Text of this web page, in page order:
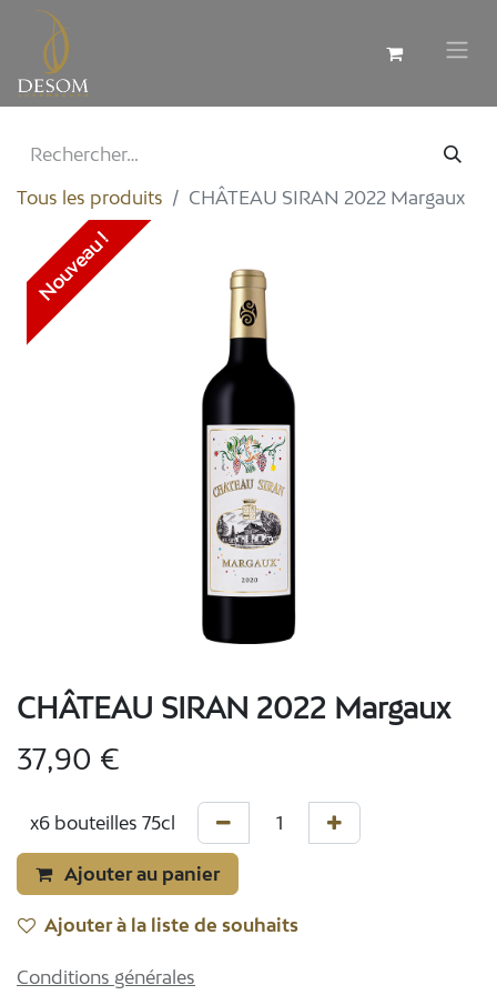
Tous les produits CHÂTEAU SIRAN 2022 Margaux
Nouveau !
CHÂTEAU SIRAN 2022 Margaux
37,90 €
Ajouter au panier
Ajouter à la liste de souhaits
Conditions générales